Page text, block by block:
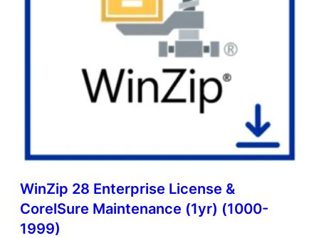
WinZip 28 Enterprise License &
CorelSure Maintenance (1yr) (1000-
1999)